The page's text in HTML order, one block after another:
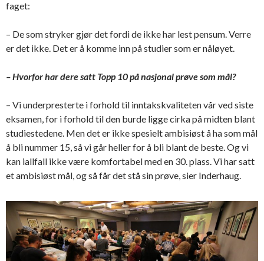
faget:
– De som stryker gjør det fordi de ikke har lest pensum. Verre
er det ikke. Det er å komme inn på studier som er nåløyet.
– Hvorfor har dere satt Topp 10 på nasjonal prøve som mål?
– Vi underpresterte i forhold til inntakskvaliteten vår ved siste
eksamen, for i forhold til den burde ligge cirka på midten blant
studiestedene. Men det er ikke spesielt ambisiøst å ha som mål
å bli nummer 15, så vi går heller for å bli blant de beste. Og vi
kan iallfall ikke være komfortabel med en 30. plass. Vi har satt
et ambisiøst mål, og så får det stå sin prøve, sier Inderhaug.